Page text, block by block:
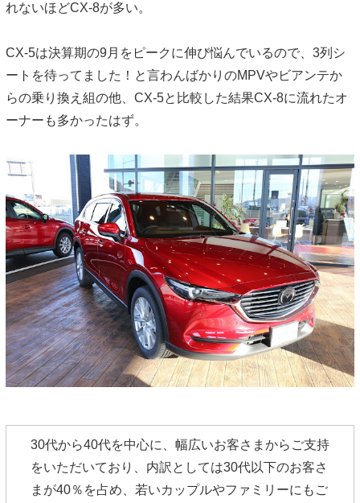
れないほどCX-8が多い。
CX-5は決算期の9月をピークに伸び悩んでいるので、3列シ
ートを待ってました！と言わんばかりのMPVやビアンテか
らの乗り換え組の他、CX-5と比較した結果CX-8に流れたオ
ーナーも多かったはず。
30代から40代を中心に、幅広いお客さまからご支持
をいただいており、内訳としては30代以下のお客さ
まが40％を占め、若いカップルやファミリーにもご